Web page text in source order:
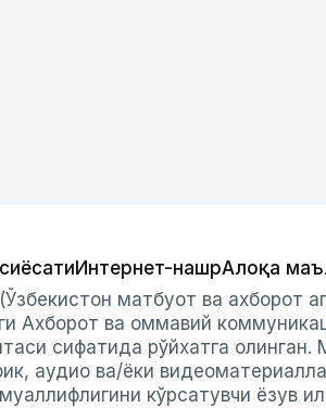
Интернет-нашрАлоқа
матбуот ва ахборот
Ахборот ва оммавий
сифатида рўйхатга
аудио ва/ёки
кўрсатувчи ёзув